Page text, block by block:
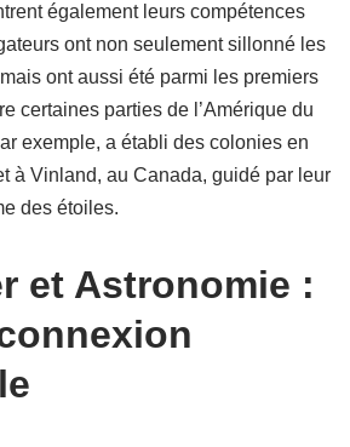
également leurs compétences
ont non seulement sillonné les
ont aussi été parmi les premiers
certaines parties de l’Amérique du
exemple, a établi des colonies en
à Vinland, au Canada, guidé par leur
des étoiles.
et Astronomie :